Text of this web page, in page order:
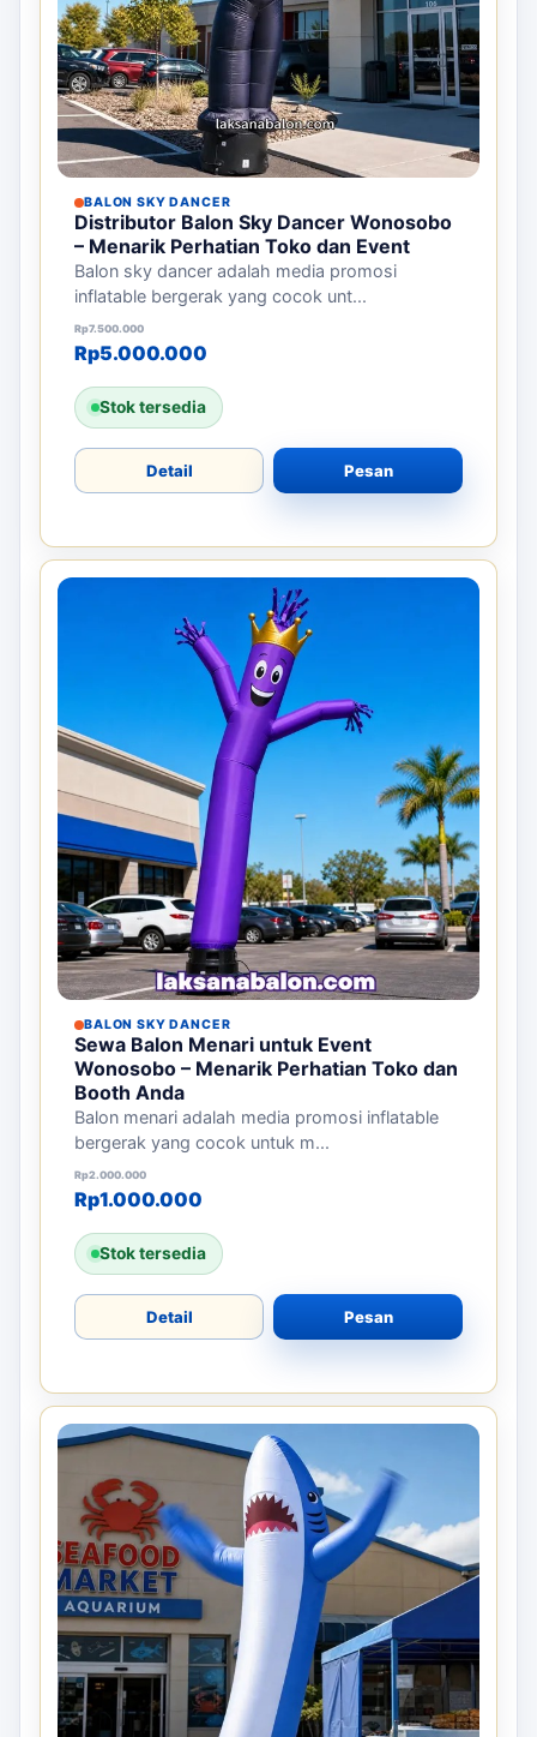
BALON SKY DANCER
Distributor Balon Sky Dancer Wonosobo
– Menarik Perhatian Toko dan Event
Balon sky dancer adalah media promosi
inflatable bergerak yang cocok unt...
Rp7.500.000
Harga aslinya adalah: Rp7.500.000.
Rp5.000.000
Harga saat ini adalah: Rp5.000.000.
Stok tersedia
Detail Pesan
BALON SKY DANCER
Sewa Balon Menari untuk Event
Wonosobo – Menarik Perhatian Toko dan
Booth Anda
Balon menari adalah media promosi inflatable
bergerak yang cocok untuk m...
Rp2.000.000
Harga aslinya adalah: Rp2.000.000.
Rp1.000.000
Harga saat ini adalah: Rp1.000.000.
Stok tersedia
Detail Pesan